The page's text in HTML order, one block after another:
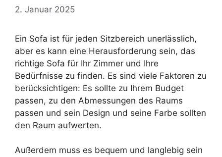
2. Januar 2025
Ein Sofa ist für jeden Sitzbereich unerlässlich,
aber es kann eine Herausforderung sein, das
richtige Sofa für Ihr Zimmer und Ihre
Bedürfnisse zu finden. Es sind viele Faktoren zu
berücksichtigen: Es sollte zu Ihrem Budget
passen, zu den Abmessungen des Raums
passen und sein Design und seine Farbe sollten
den Raum aufwerten.
Außerdem muss es bequem und langlebig sein